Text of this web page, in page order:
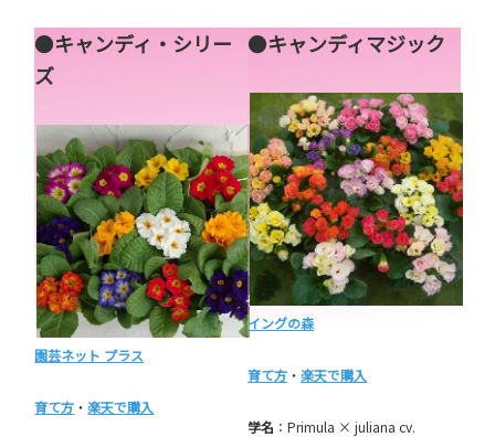
●キャンディ・シリー
ズ
園芸ネット プラス
育て方 ・楽天で購入
●キャンディマジック
イングの森
育て方 ・ 楽天で購入
学名 ：Primula × juliana cv.